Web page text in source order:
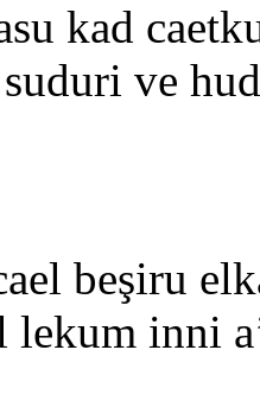
kad
ve
beşiru
lekum inni